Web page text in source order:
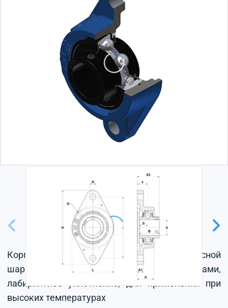
Корпус из серого чугуна, радиальный корпусной
шарикоподшипник с установочными винтами,
лабиринтное уплотнение, для применения при
высоких температурах